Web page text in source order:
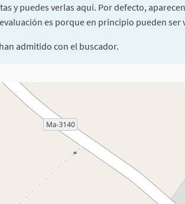
y puedes verlas aquí. Por defecto,
es porque en principio pueden
admitido con el buscador.
los componentes de esta página